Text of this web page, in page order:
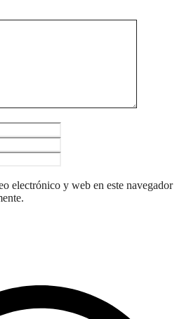
electrónico
electrónico y web en este navegador